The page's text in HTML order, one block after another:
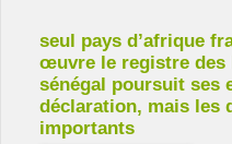
seul pays d’afrique
œuvre le registre des
sénégal poursuit ses
déclaration, mais les
importants